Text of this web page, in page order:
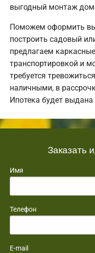
выгодный монтаж
Поможем оформить
построить садовый
предлагаем
транспортировкой и
требуется
наличными, в
Ипотека будет
Заказать
Имя
Телефон
E-mail